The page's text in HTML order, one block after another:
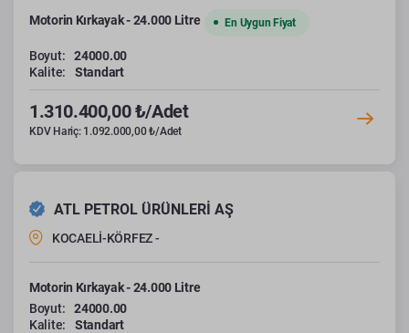
Motorin Kırkayak - 24.000 Litre En Uygun Fiyat
Boyut:
24000.00
Kalite:
Standart
1.310.400,00 ₺/Adet
KDV Hariç: 1.092.000,00 ₺/Adet
ATL PETROL ÜRÜNLERİ AŞ
KOCAELİ-KÖRFEZ -
Motorin Kırkayak - 24.000 Litre
Boyut:
24000.00
Kalite:
Standart